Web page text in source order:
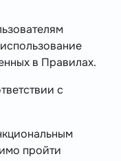
в Правилах.
с
пройти